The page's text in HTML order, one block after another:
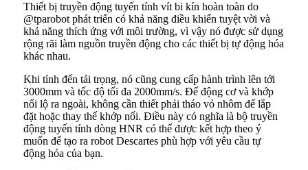
Thiết bị truyền động tuyến tính vít bi kín hoàn toàn do
@tparobot phát triển có khả năng điều khiển tuyệt vời và
khả năng thích ứng với môi trường, vì vậy nó được sử dụng
rộng rãi làm nguồn truyền động cho các thiết bị tự động hóa
khác nhau.
Khi tính đến tải trọng, nó cũng cung cấp hành trình lên tới
3000mm và tốc độ tối đa 2000mm/s. Đế động cơ và khớp
nối lộ ra ngoài, không cần thiết phải tháo vỏ nhôm để lắp
đặt hoặc thay thế khớp nối. Điều này có nghĩa là bộ truyền
động tuyến tính dòng HNR có thể được kết hợp theo ý
muốn để tạo ra robot Descartes phù hợp với yêu cầu tự
động hóa của bạn.